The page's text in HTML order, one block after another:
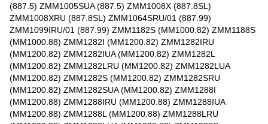
(887.5) ZMM1005SUA (887.5) ZMM1008X (887.8SL)
ZMM1008XRU (887.8SL) ZMM1064SRU/01 (887.99)
ZMM1099IRU/01 (887.99) ZMM1182S (MM1000.82) ZMM1188S
(MM1000.88) ZMM1282I (MM1200.82) ZMM1282IRU
(MM1200.82) ZMM1282IUA (MM1200.82) ZMM1282L
(MM1200.82) ZMM1282LRU (MM1200.82) ZMM1282LUA
(MM1200.82) ZMM1282S (MM1200.82) ZMM1282SRU
(MM1200.82) ZMM1282SUA (MM1200.82) ZMM1288I
(MM1200.88) ZMM1288IRU (MM1200.88) ZMM1288IUA
(MM1200.88) ZMM1288L (MM1200.88) ZMM1288LRU